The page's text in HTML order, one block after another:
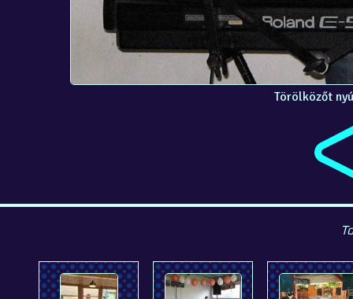
Törölközőt